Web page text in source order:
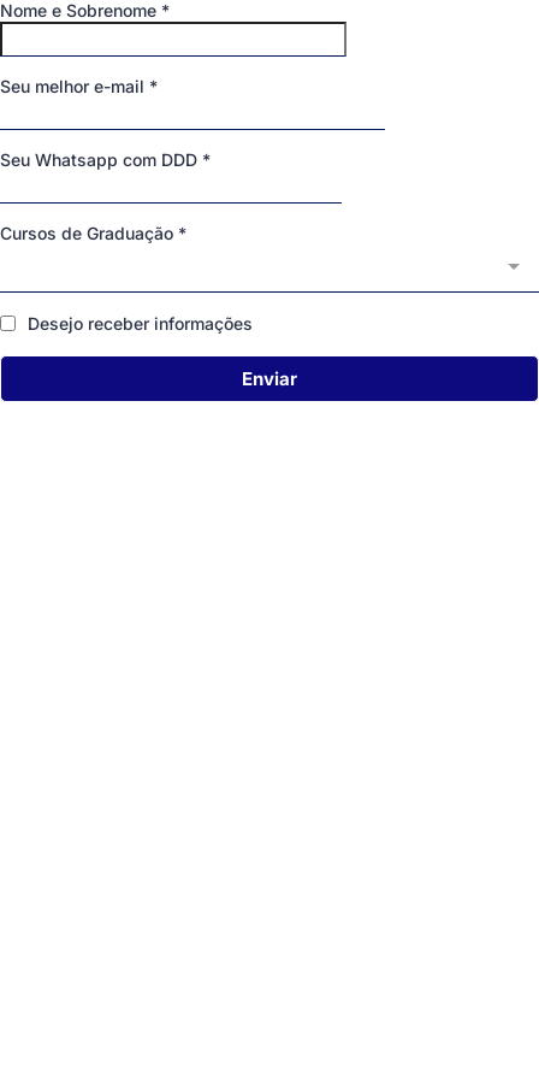
Nome e Sobrenome *
Seu melhor e-mail *
Seu Whatsapp com DDD *
Cursos de Graduação *
Desejo receber informações
Enviar